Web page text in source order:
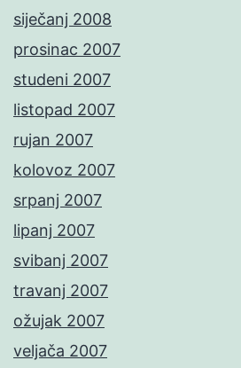
siječanj 2008
prosinac 2007
studeni 2007
listopad 2007
rujan 2007
kolovoz 2007
srpanj 2007
lipanj 2007
svibanj 2007
travanj 2007
ožujak 2007
veljača 2007